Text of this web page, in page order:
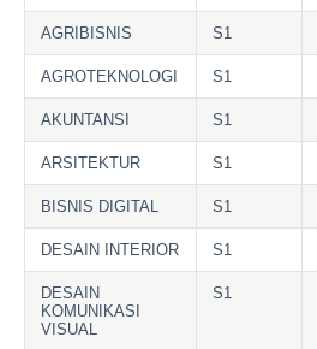
AGRIBISNIS S1
AGROTEKNOLOGI S1
AKUNTANSI S1
ARSITEKTUR S1
BISNIS DIGITAL S1
DESAIN INTERIOR S1
DESAIN
KOMUNIKASI
VISUAL
S1